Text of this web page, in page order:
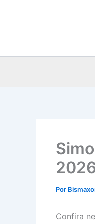
Por
Confira